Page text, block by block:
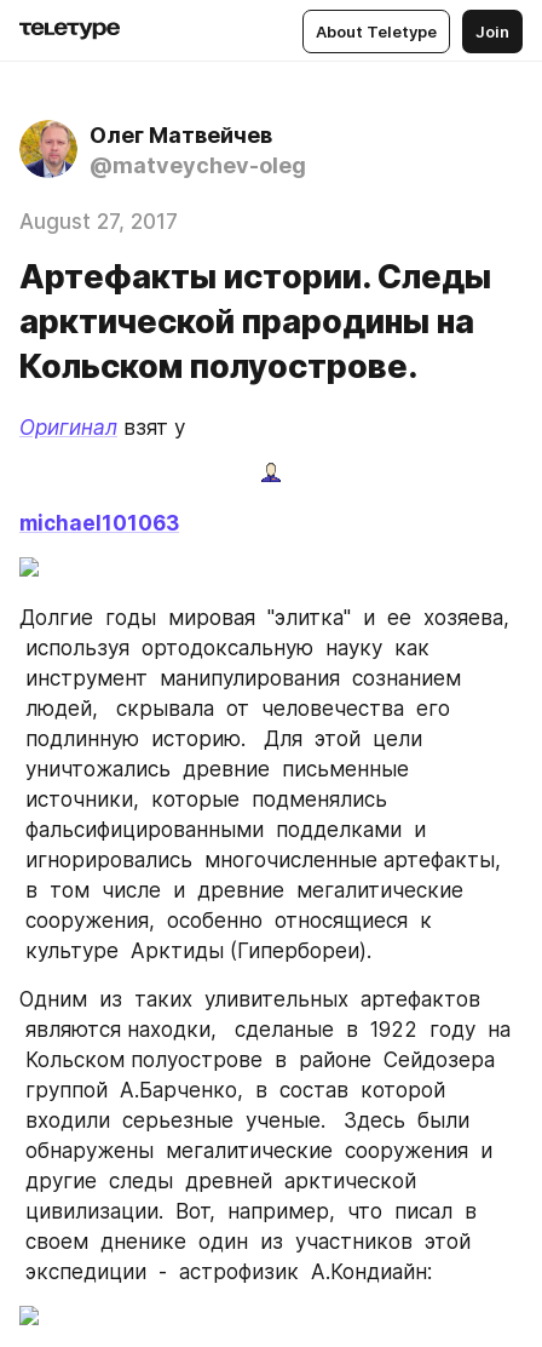
About Teletype Join
Олег Матвейчев
@matveychev-oleg
August 27, 2017
Артефакты истории. Следы
арктической прародины на
Кольском полуострове.
Оригинал взят у
michael101063
Долгие  годы  мировая  "элитка"  и  ее  хозяева,
используя  ортодоксальную  науку  как
инструмент  манипулирования  сознанием
людей,   скрывала  от  человечества  его
подлинную  историю.   Для  этой  цели
уничтожались  древние  письменные
источники,  которые  подменялись
фальсифицированными  подделками  и
игнорировались  многочисленные артефакты,
в  том  числе  и  древние  мегалитические
сооружения,  особенно  относящиеся  к
культуре  Арктиды (Гипербореи).
Одним  из  таких  уливительных  артефактов
являются находки,   сделаные  в  1922  году  на
Кольском полуострове  в  районе  Сейдозера
группой  А.Барченко,  в  состав  которой
входили  серьезные  ученые.   Здесь  были
обнаружены  мегалитические  сооружения  и
другие  следы  древней  арктической
цивилизации.  Вот,  например,  что  писал  в
своем  дненике  один  из  участников  этой
экспедиции  -  астрофизик  А.Кондиайн: